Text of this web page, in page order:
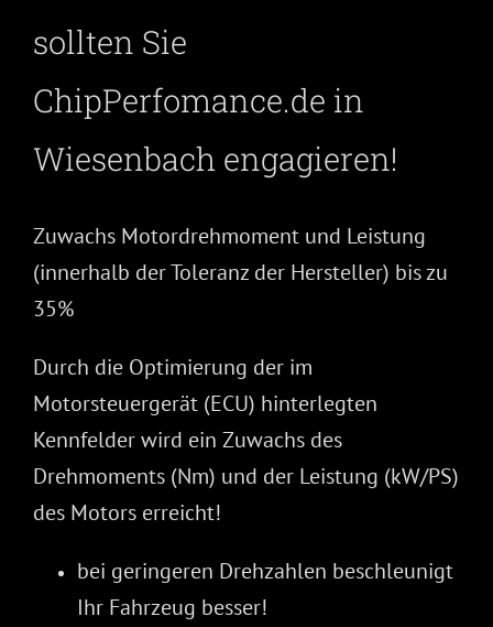
sollten Sie
ChipPerfomance.de in
Wiesenbach engagieren!
Zuwachs Motordrehmoment und Leistung
(innerhalb der Toleranz der Hersteller) bis zu
35%
Durch die Optimierung der im
Motorsteuergerät (ECU) hinterlegten
Kennfelder wird ein Zuwachs des
Drehmoments (Nm) und der Leistung (kW/PS)
des Motors erreicht!
bei geringeren Drehzahlen beschleunigt
Ihr Fahrzeug besser!